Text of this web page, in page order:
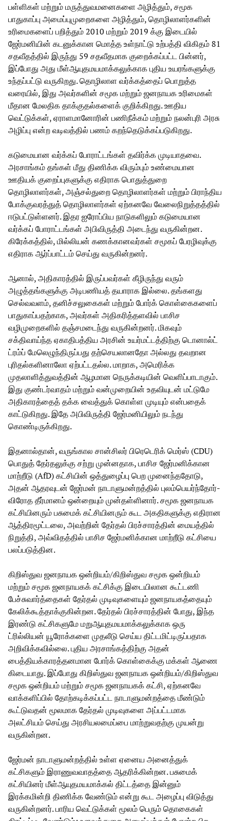
பள்ளிகள் மற்றும் மருத்துவமனைகளை அழித்தும், சமூக
பாதுகாப்பு அமைப்புமுறைகளை அழித்தும், தொழிலாளர்களின்
உரிமைகளைப் பறித்தும் 2010 மற்றும் 2019 க்கு இடையில்
ஜேர்மனியின் கடனுக்கான மொத்த உள்நாட்டு உற்பத்தி விகிதம் 81
சதவீதத்தில் இருந்து 59 சதவீதமாக குறைக்கப்பட்ட பின்னர்,
இப்போது அது மீள்ஆயுதமயமாக்கலுக்காக புதிய உயரங்களுக்கு
உந்தப்பட்டு வருகிறது. தொழிலாள வர்க்கத்தைப் பொறுத்த
வரையில், இது அவர்களின் சமூக மற்றும் ஜனநாயக உரிமைகள்
மீதான மேலதிக தாக்குதல்களைக் குறிக்கிறது. ஊதிய
வெட்டுக்கள், ஏராளமானோரின் பணிநீக்கம் மற்றும் நலன்புரி அரசு
அழிப்பு என்ற வடிவத்தில் பணம் கறந்தெடுக்கப்படுகிறது.
கடுமையான வர்க்கப் போராட்டங்கள் தவிர்க்க முடியாதவை.
அரசாங்கம் தங்கள் மீது திணிக்க விரும்பும் உண்மையான
ஊதியக் குறைப்புகளுக்கு எதிராக பொதுத்துறை
தொழிலாளர்கள், அஞ்சல்துறை தொழிலாளர்கள் மற்றும் பிராந்திய
போக்குவரத்துத் தொழிலாளர்கள் ஏற்கனவே வேலைநிறுத்தத்தில்
ஈடுபட்டுள்ளனர். இதர ஐரோப்பிய நாடுகளிலும் கடுமையான
வர்க்கப் போராட்டங்கள் அபிவிருத்தி அடைந்து வருகின்றன.
கிரேக்கத்தில், மில்லியன் கணக்கானவர்கள் சமூகப் பேரழிவுக்கு
எதிராக ஆர்ப்பாட்டம் செய்து வருகின்றனர்.
ஆனால், அதிகாரத்தில் இருப்பவர்கள் கீழிருந்து வரும்
அழுத்தங்களுக்கு அடிபணியத் தயாராக இல்லை. தங்களது
செல்வவளம், தனிச்சலுகைகள் மற்றும் போர்க் கொள்கைகளைப்
பாதுகாப்பதற்காக, அவர்கள் அதிகரித்தளவில் பாசிச
வழிமுறைகளில் தஞ்சமடைந்து வருகின்றனர். மிகவும்
சக்திவாய்ந்த ஏகாதிபத்திய அரசின் உயர்மட்டத்திற்கு டொனால்ட்
ட்ரம்ப் மேலெழுந்திருப்பது தற்செயலானதோ அல்லது தவறான
புரிதல்களினாலோ ஏற்பட்டதல்ல. மாறாக, அமெரிக்க
முதலாளித்துவத்தின் ஆழமான நெருக்கடியின் வெளிப்பாடாகும்.
இது குண்டர்வாதம் மற்றும் வன்முறையின் உதவியுடன் மட்டுமே
அதிகாரத்தைத் தக்க வைத்துக் கொள்ள முடியும் என்பதைக்
காட்டுகிறது. இதே அபிவிருத்தி ஜேர்மனியிலும் நடந்து
கொண்டிருக்கிறது.
இதனால்தான், வருங்கால சான்சிலர் பிரெடெரிக் மெர்ஸ் (CDU)
பொதுத் தேர்தலுக்கு சற்று முன்னதாக, பாசிச ஜேர்மனிக்கான
மாற்றீடு (AfD) கட்சியின் ஒத்துழைப்பு பெற முனைந்ததோடு,
அதன் ஆதரவுடன் ஜேர்மன் நாடாளுமன்றத்தில் புலம்பெயர்ந்தோர்-
விரோத தீர்மானம் ஒன்றையும் முன்தள்ளினார். சமூக ஜனநாயக
கட்சியினரும் பசுமைக் கட்சியினரும் கூட அகதிகளுக்கு எதிரான
ஆத்திரமூட்டலை, அவற்றின் தேர்தல் பிரச்சாரத்தின் மையத்தில்
நிறுத்தி, அவ்விதத்தில் பாசிச ஜேர்மனிக்கான மாற்றீடு கட்சியை
பலப்படுத்தின.
கிறிஸ்துவ ஜனநாயக ஒன்றியம்/கிறிஸ்துவ சமூக ஒன்றியம்
மற்றும் சமூக ஜனநாயகக் கட்சிக்கு இடையிலான கூட்டணி
பேச்சுவார்த்தைகள் தேர்தல் முடிவுகளையும் ஜனநாயகத்தையும்
கேலிக்கூத்தாக்குகின்றன. தேர்தல் பிரச்சாரத்தின் போது, இந்த
இரண்டு கட்சிகளுமே மறுஆயுதமயமாக்கலுக்காக ஒரு
ட்ரில்லியன் யூரோக்களை முதலீடு செய்ய திட்டமிட்டிருப்பதாக
அறிவிக்கவில்லை. புதிய அரசாங்கத்திற்கு அதன்
பைத்தியக்காரத்தனமான போர்க் கொள்கைக்கு மக்கள் ஆணை
கிடையாது. இப்போது கிறிஸ்துவ ஜனநாயக ஒன்றியம்/கிறிஸ்துவ
சமூக ஒன்றியம் மற்றும் சமூக ஜனநாயகக் கட்சி, ஏற்கனவே
வாக்களிப்பில் தோற்கடிக்கப்பட்ட நாடாளுமன்றத்தை மீண்டும்
கூட்டுவதன் மூலமாக தேர்தல் முடிவுகளை அப்பட்டமாக
அலட்சியம் செய்து அரசியலமைப்பை மாற்றுவதற்கு முயன்று
வருகின்றன.
ஜேர்மன் நாடாளுமன்றத்தில் உள்ள ஏனைய அனைத்துக்
கட்சிகளும் இராணுவவாதத்தை ஆதரிக்கின்றன. பசுமைக்
கட்சியினர் மீள்ஆயுதமயமாக்கல் திட்டத்தை இன்னும்
இரக்கமின்றி திணிக்க வேண்டும் என்று கூட அழைப்பு விடுத்து
வருகின்றனர். பாரிய வெட்டுக்கள் மூலம் பெரும் தொகைகள்